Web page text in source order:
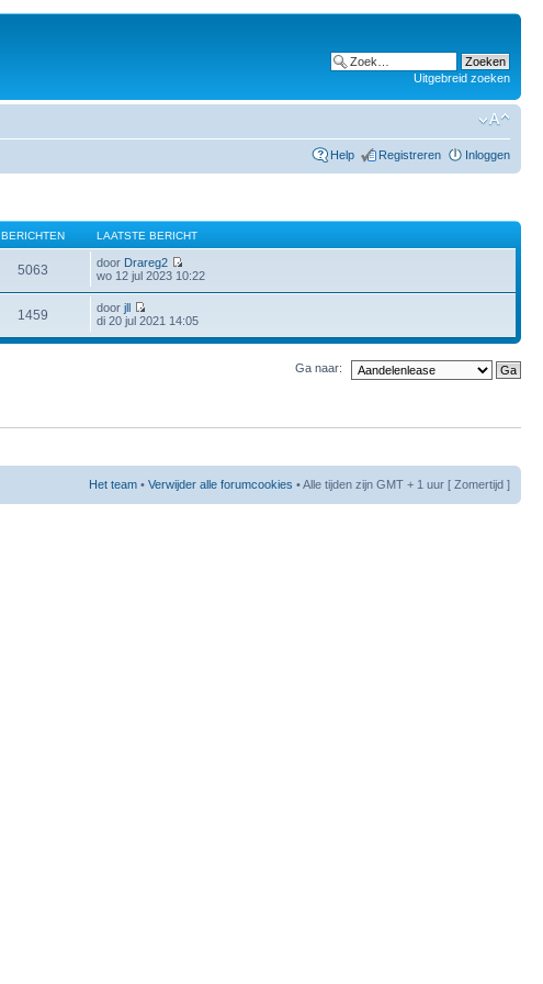
Uitgebreid zoeken
Help Registreren Inloggen
BERICHTEN LAATSTE BERICHT
5063 door Drareg2
wo 12 jul 2023 10:22
1459 doorjll
di 20 jul 2021 14:05
Ga naar:
Het team • Verwijder alle forumcookies • Alle tijden zijn GMT + 1 uur [ Zomertijd ]